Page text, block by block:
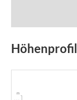
Höhenprofil
m